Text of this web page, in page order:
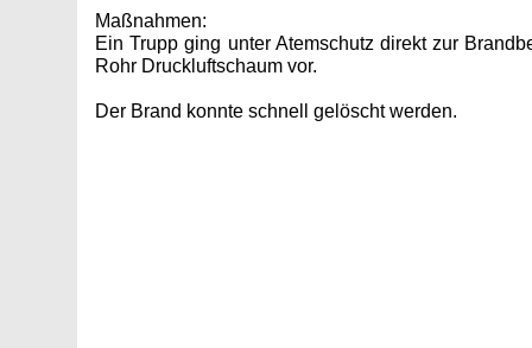
Maßnahmen:
Ein Trupp ging unter Atemschutz direkt zur
Rohr Druckluftschaum vor.
Der Brand konnte schnell gelöscht werden.